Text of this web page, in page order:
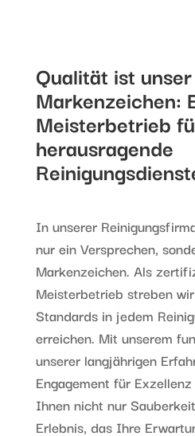
Qualität ist unser
Markenzeichen:
Meisterbetrieb
herausragende
In unserer
nur ein Versprechen,
Markenzeichen. Als
Meisterbetrieb streben
Standards in jedem
erreichen. Mit unserem
unserer langjährigen
Engagement für
Ihnen nicht nur
Erlebnis, das Ihre